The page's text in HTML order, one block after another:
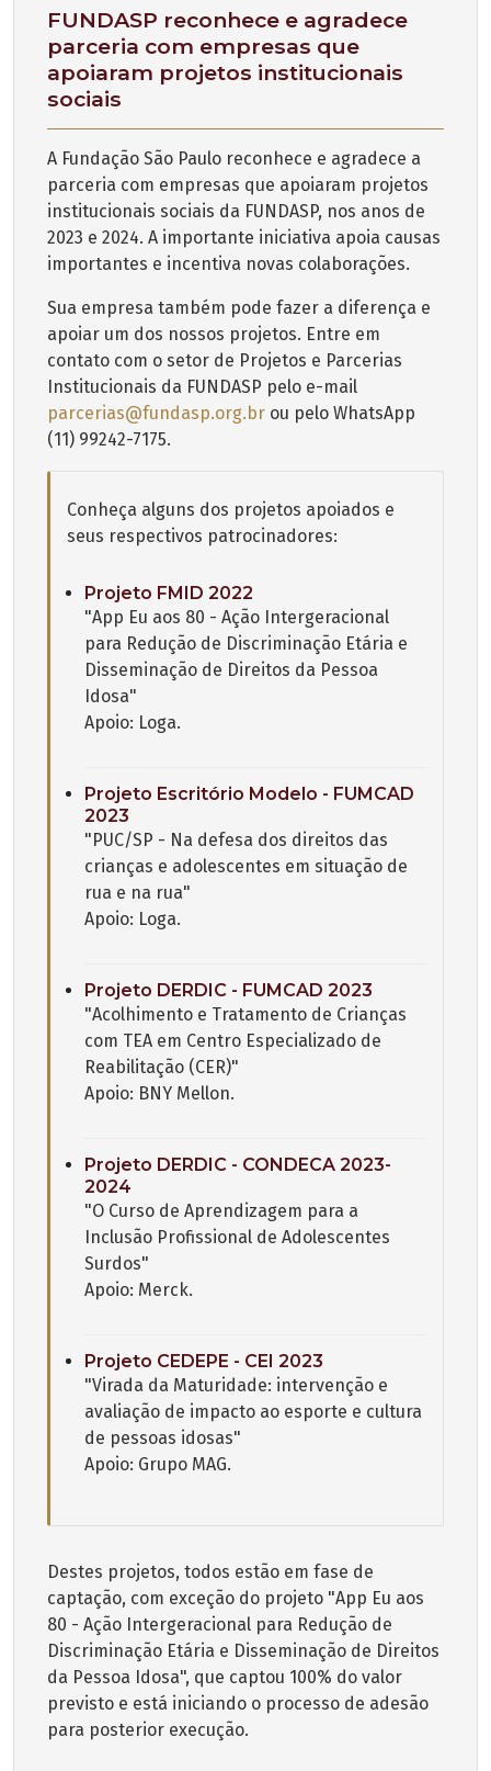
FUNDASP reconhece e agradece
parceria com empresas que
apoiaram projetos institucionais
sociais
A Fundação São Paulo reconhece e agradece a
parceria com empresas que apoiaram projetos
institucionais sociais da FUNDASP, nos anos de
2023 e 2024. A importante iniciativa apoia causas
importantes e incentiva novas colaborações.
Sua empresa também pode fazer a diferença e
apoiar um dos nossos projetos. Entre em
contato com o setor de Projetos e Parcerias
Institucionais da FUNDASP pelo e-mail
parcerias@fundasp.org.br ou pelo WhatsApp
(11) 99242-7175.
Conheça alguns dos projetos apoiados e
seus respectivos patrocinadores:
Projeto FMID 2022
"App Eu aos 80 - Ação Intergeracional
para Redução de Discriminação Etária e
Disseminação de Direitos da Pessoa
Idosa"
Apoio: Loga.
Projeto Escritório Modelo - FUMCAD
2023
"PUC/SP - Na defesa dos direitos das
crianças e adolescentes em situação de
rua e na rua"
Apoio: Loga.
Projeto DERDIC - FUMCAD 2023
"Acolhimento e Tratamento de Crianças
com TEA em Centro Especializado de
Reabilitação (CER)"
Apoio: BNY Mellon.
Projeto DERDIC - CONDECA 2023-
2024
"O Curso de Aprendizagem para a
Inclusão Profissional de Adolescentes
Surdos"
Apoio: Merck.
Projeto CEDEPE - CEI 2023
"Virada da Maturidade: intervenção e
avaliação de impacto ao esporte e cultura
de pessoas idosas"
Apoio: Grupo MAG.
Destes projetos, todos estão em fase de
captação, com exceção do projeto "App Eu aos
80 - Ação Intergeracional para Redução de
Discriminação Etária e Disseminação de Direitos
da Pessoa Idosa", que captou 100% do valor
previsto e está iniciando o processo de adesão
para posterior execução.